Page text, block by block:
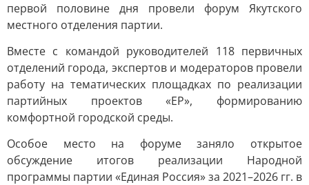
первой половине дня провели форум Якутского
местного отделения партии.
Вместе с командой руководителей 118 первичных
отделений города, экспертов и модераторов провели
работу на тематических площадках по реализации
партийных проектов «ЕР», формированию
комфортной городской среды.
Особое место на форуме заняло открытое
обсуждение итогов реализации Народной
программы партии «Единая Россия» за 2021–2026 гг. в